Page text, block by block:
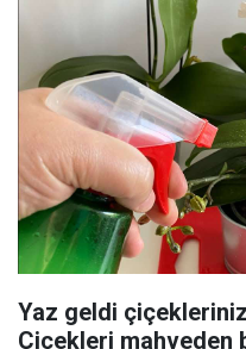
Yaz geldi
Çiçekleri mahveden